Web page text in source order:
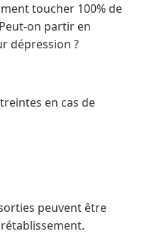
toucher 100% de
on partir en
dépression ?
en cas de
peuvent être